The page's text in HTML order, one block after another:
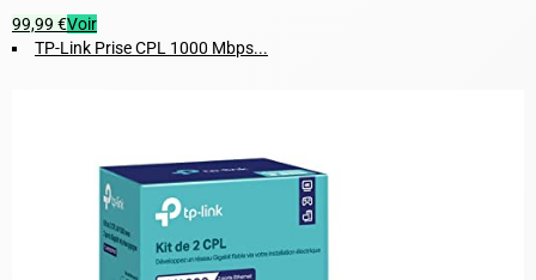
99,99 €Voir
TP-Link Prise CPL 1000 Mbps...